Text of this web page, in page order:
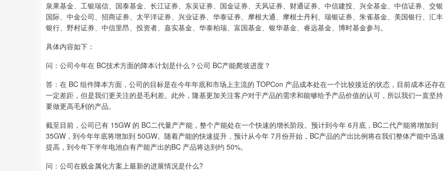
泉果基金、工银瑞信、国泰基金、长江证券、东吴证券、国金证券、天风证券、财通证券、中信建投、兴全基金、中信证券、交银
国际、中金公司、招商证券、太平洋证券、兴业证券、华泰证券、摩根大通、摩根士丹利、瑞银证券、朱雀基金、美国银行、汇丰
银行、野村证券、中信里昂、投资者、嘉实基金、华泰柏瑞、富国基金、银华基金、睿远基金、博时基金参与。
具体内容如下：
问：公司今年在 BC技术方面的降本计划是什么？公司 BC产能爬坡进度？
答：在 BC 组件降本方面，公司的目标是在今年年底和市场上主流的 TOPCon 产品成本处在一个比较接近的状态，目前成本还存在
一定差距，但是我们更关注的是毛利差。此外，隆基更加关注客户对于产品的需求和能够给予产品价值的认可，所以我们一直坚持
要做更高毛利的产品。
截至目前，公司已有 15GW 的 BC二代量产产能，整个产能处在一个快速的增长阶段。预计到今年 6月底，BC二代产能将增加到
35GW，到今年年底将增加到 50GW。随着产能的快速提升，预计从今年 7月份开始，BC产品的产出比例将在我们整体产能中迅速
提高，到今年下半年电池自有产能产出的BC 产品将达到约 50%。
问：公司在贱金属化方案上最新的进展情况是什么?